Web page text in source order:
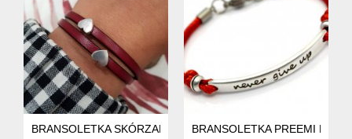
BRANSOLETKA SKÓRZANA MAGNETOOS DOUBLE HEART
BRANSOLETKA PREEMI